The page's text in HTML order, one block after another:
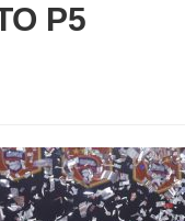
P5